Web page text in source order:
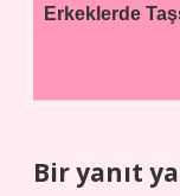
Erkeklerde
Bir yanıt